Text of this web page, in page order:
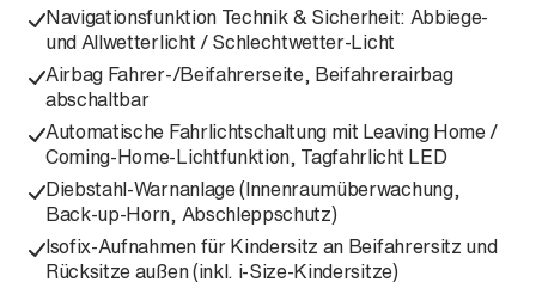
Navigationsfunktion Technik & Sicherheit: Abbiege-
und Allwetterlicht / Schlechtwetter-Licht
Airbag Fahrer-/Beifahrerseite, Beifahrerairbag
abschaltbar
Automatische Fahrlichtschaltung mit Leaving Home /
Coming-Home-Lichtfunktion, Tagfahrlicht LED
Diebstahl-Warnanlage (Innenraumüberwachung,
Back-up-Horn, Abschleppschutz)
Isofix-Aufnahmen für Kindersitz an Beifahrersitz und
Rücksitze außen (inkl. i-Size-Kindersitze)